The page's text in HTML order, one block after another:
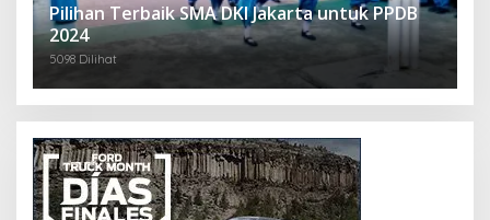
Pilihan Terbaik SMA DKI Jakarta untuk PPDB
2024
5098 Dilihat